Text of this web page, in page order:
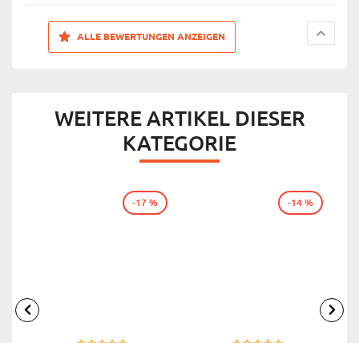
ALLE BEWERTUNGEN ANZEIGEN
WEITERE ARTIKEL DIESER
KATEGORIE
-17 % -14 %